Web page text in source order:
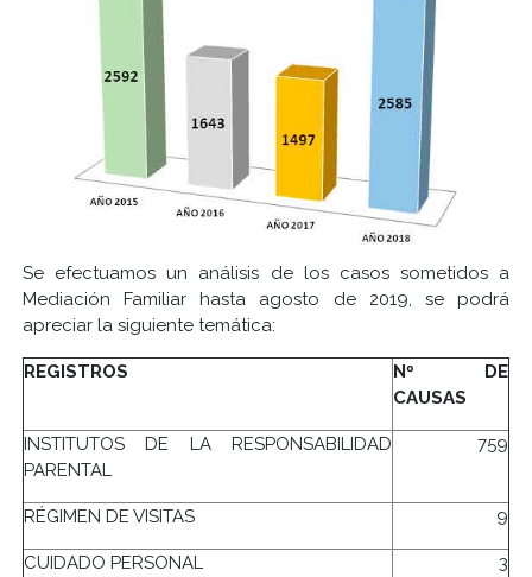
Se efectuamos un análisis de los casos sometidos a
Mediación Familiar hasta agosto de 2019, se podrá
apreciar la siguiente temática:
REGISTROS
Nº DE
CAUSAS
INSTITUTOS DE LA RESPONSABILIDAD
PARENTAL
759
RÉGIMEN DE VISITAS 9
CUIDADO PERSONAL 3